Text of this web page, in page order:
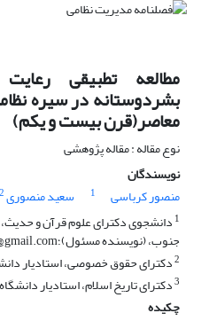
مطالعه تطبیقی
بشردوستانه در سیره
معاصر(قرن بیست و یکم)
نوع مقاله : مقاله پژوهشی
نویسندگان
منصور کرباسی
1 سعید منصوری2
1 دانشجوی دکترای علوم قرآن و حدیث،
جنوب، (نویسنده مسئول)؛karbasi43@gmail.com
2دکترای حقوق خصوصی، استادیار
3دکترای تاریخ اسلام، استادیار
چکیده